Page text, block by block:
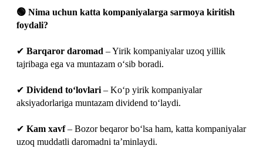
🟢 Nima uchun katta kompaniyalarga sarmoya kiritish
foydali?
✔ Barqaror daromad – Yirik kompaniyalar uzoq yillik
tajribaga ega va muntazam o‘sib boradi.
✔ Dividend to‘lovlari – Ko‘p yirik kompaniyalar
aksiyadorlariga muntazam dividend to‘laydi.
✔ Kam xavf– Bozor beqaror bo‘lsa ham, katta kompaniyalar
uzoq muddatli daromadni ta’minlaydi.